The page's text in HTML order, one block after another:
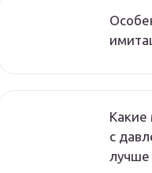
Какие
с
лучше